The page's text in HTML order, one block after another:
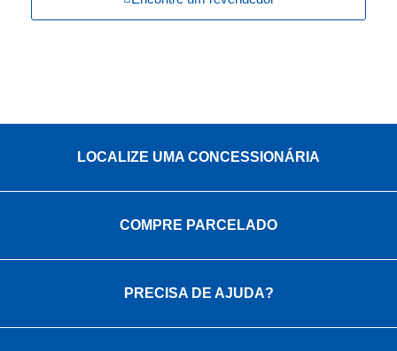
LOCALIZE UMA CONCESSIONÁRIA
COMPRE PARCELADO
PRECISA DE AJUDA?